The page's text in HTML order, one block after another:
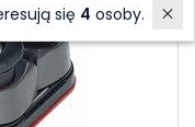
się 4 osoby.